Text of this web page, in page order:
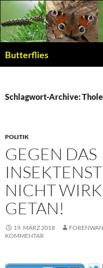
Butterflies
Schlagwort-Archive:
POLITIK
GEGEN DAS
NICHT
GETAN!
19. MÄRZ 2018
KOMMENTAR